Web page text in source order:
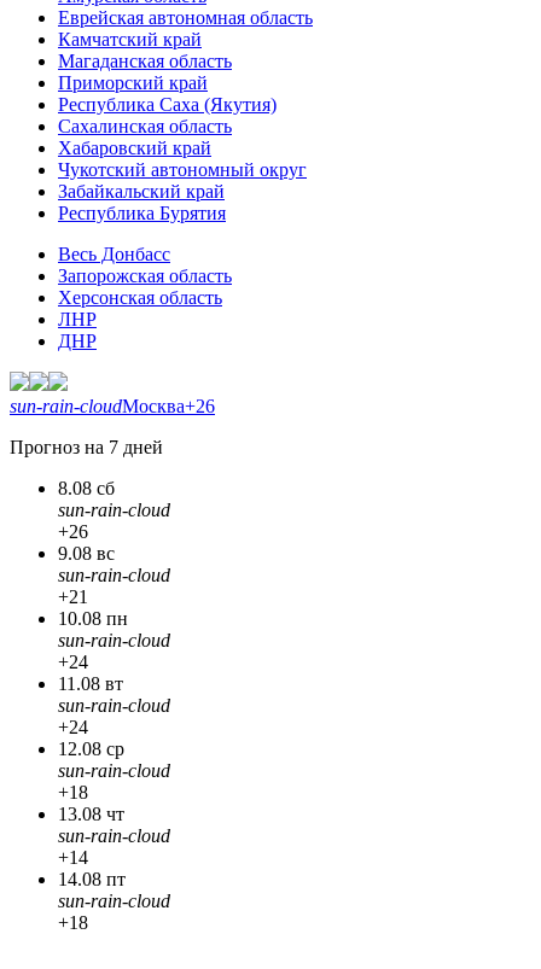
Еврейская автономная область
Камчатский край
Магаданская область
Приморский край
Республика Саха (Якутия)
Сахалинская область
Хабаровский край
Чукотский автономный округ
Забайкальский край
Республика Бурятия
Весь Донбасс
Запорожская область
Херсонская область
ЛНР
ДНР
sun-rain-cloudМосква+26
Прогноз на 7 дней
8.08 сб
sun-rain-cloud
+26
9.08 вс
sun-rain-cloud
+21
10.08 пн
sun-rain-cloud
+24
11.08 вт
sun-rain-cloud
+24
12.08 ср
sun-rain-cloud
+18
13.08 чт
sun-rain-cloud
+14
14.08 пт
sun-rain-cloud
+18